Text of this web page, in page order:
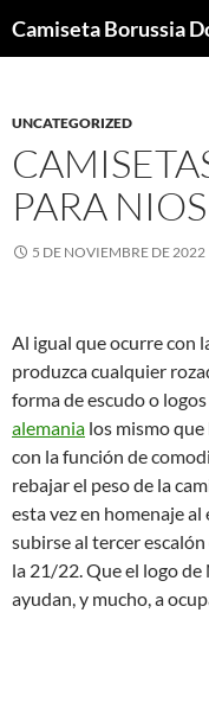
Camiseta Borussia
UNCATEGORIZED
PARA NIOS
5 DE NOVIEMBRE DE 2022
Al igual que ocurre con
produzca cualquier
forma de escudo o
alemania los mismo
con la función de
rebajar el peso de la
esta vez en homenaje
subirse al tercer
la 21/22. Que el logo
ayudan, y mucho, a